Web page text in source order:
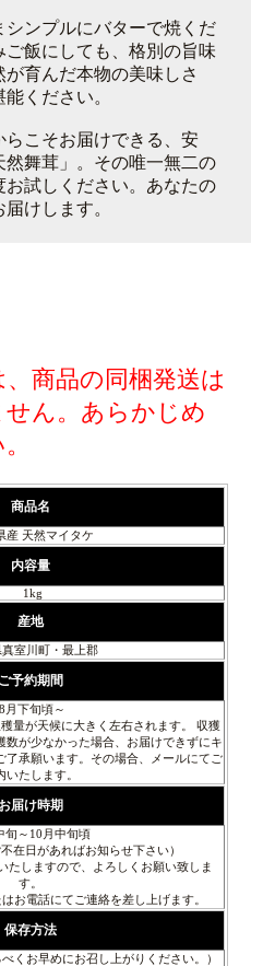
シンプルにバターで焼くだ
飯にしても、格別の旨味
育んだ本物の美味しさ
ください。
こそお届けできる、安
舞茸」。その唯一無二の
お試しください。あなたの
けします。
商品の同梱発送は
ん。あらかじめ
商品名
産 天然マイタケ
内容量
1kg
産地
室川町・最上郡
ご予約期間
8月下旬頃～
量が天候に大きく左右されます。 収獲
数が少なかった場合、お届けできずにキ
了承願います。その場合、メールにてご
いたします。
お届け時期
旬～10月中旬頃
在日があればお知らせ下さい）
たしますので、よろしくお願い致しま
す。
お電話にてご連絡を差し上げます。
保存方法
くお早めにお召し上がりください。）